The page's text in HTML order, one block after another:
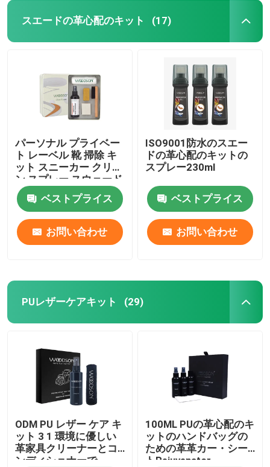
スエードの革心配のキット (17)
パーソナル プライベー
ト レーベル 靴 掃除 キ
ット スニーカー クリー
ン スプレー スウェード
ケア キット スニーカー
ヘッドベストプライス
お問い合わせ
ISO9001防水のスエー
ドの革心配のキットの
スプレー230ml
ベストプライス
お問い合わせ
PUレザーケアキット (29)
ODM PU レザー ケア キ
ット 3 1 環境に優しい
革家具クリーナーとコ
ンディショナーで
100ML PUの革心配のキ
ットのハンドバッグの
ための革革カー・シー
トRejuvenator